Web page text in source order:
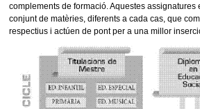
complements de formació. Aquestes assignatures
conjunt de matèries, diferents a cada cas, que
respectius i actúen de pont per a una millor